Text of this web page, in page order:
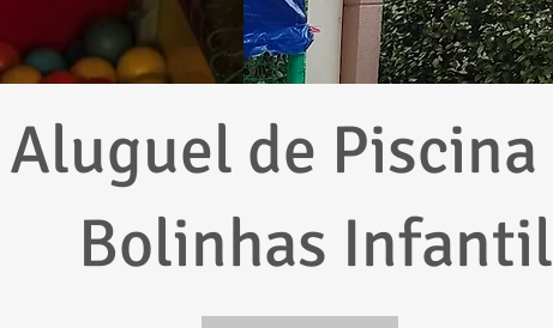
Aluguel de Piscina
Bolinhas Infantil